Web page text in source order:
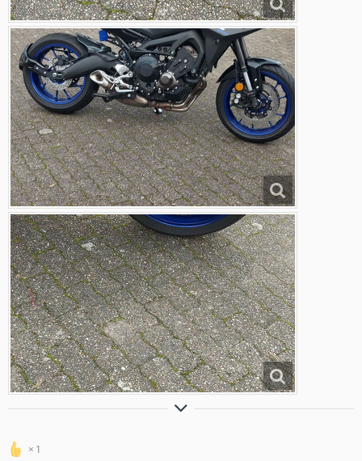
Einer von uns beiden ist klüger als du
1